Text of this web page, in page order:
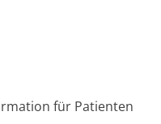
für Patienten